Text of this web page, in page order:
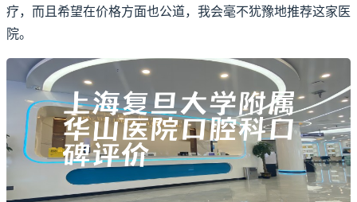
疗，而且希望在价格方面也公道，我会毫不犹豫地推荐这家医
院。